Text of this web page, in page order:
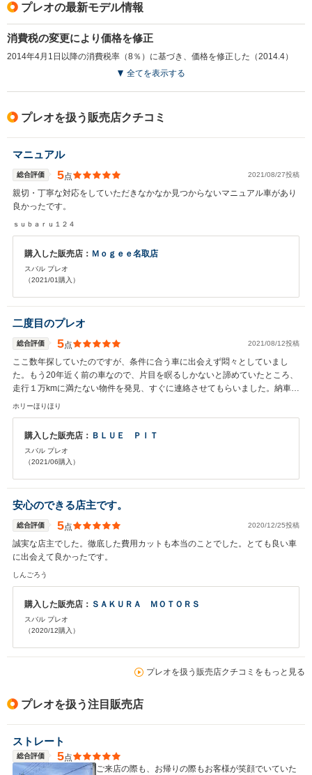
プレオの最新モデル情報
消費税の変更により価格を修正
2014年4月1日以降の消費税率（8％）に基づき、価格を修正した（2014.4）
全てを表示する
プレオを扱う販売店クチコミ
マニュアル
総合評価 5点 2021/08/27投稿
親切・丁寧な対応をしていただきなかなか見つからないマニュアル車があり
良かったです。
ｓｕｂａｒｕ１２４
購入した販売店： Ｍｏｇｅｅ名取店
スバル プレオ
（2021/01購入）
二度目のプレオ
総合評価 5点 2021/08/12投稿
ここ数年探していたのですが、条件に合う車に出会えず悶々としていまし
た。もう20年近く前の車なので、片目を瞑るしかないと諦めていたところ、
走行１万kmに満たない物件を発見、すぐに連絡させてもらいました。納車ま
ホリーほりほり
購入した販売店： ＢＬＵＥ ＰＩＴ
スバル プレオ
（2021/06購入）
安心のできる店主です。
総合評価 5点 2020/12/25投稿
誠実な店主でした。徹底した費用カットも本当のことでした。とても良い車
に出会えて良かったです。
しんごろう
購入した販売店： ＳＡＫＵＲＡ ＭＯＴＯＲＳ
スバル プレオ
（2020/12購入）
プレオを扱う販売店クチコミをもっと見る
プレオを扱う注目販売店
ストレート
総合評価 5点
ご来店の際も、お帰りの際もお客様が笑顔でいていた